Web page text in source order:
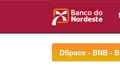
DSpace - BNB -